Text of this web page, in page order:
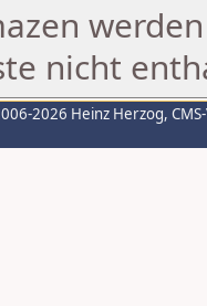
nicht
2026 Heinz Herzog,